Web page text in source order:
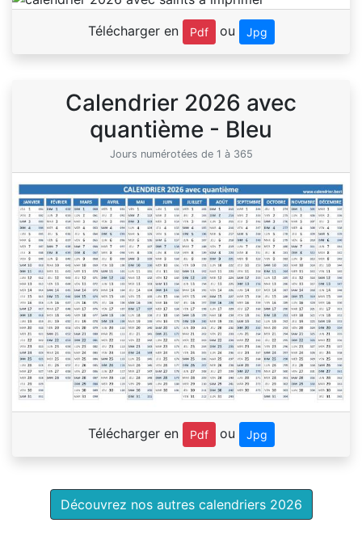
Télécharger en Pdf ou Jpg
Calendrier 2026 avec
quantième - Bleu
Jours numérotées de 1 à 365
Télécharger en Pdf ou Jpg
Découvrez nos autres calendriers 2026